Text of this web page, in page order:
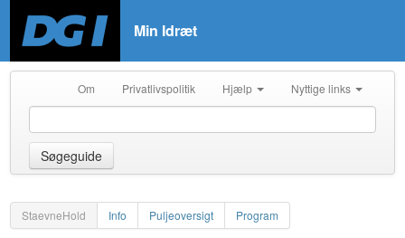
Min Idræt
Om Privatlivspolitik Hjælp Nyttige links
Søgeguide
StaevneHold Info Puljeoversigt Program